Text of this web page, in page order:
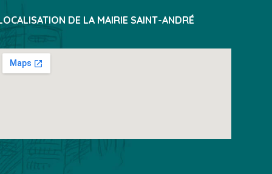
DE LA MAIRIE SAINT-ANDRÉ